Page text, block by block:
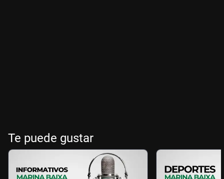
Te puede gustar